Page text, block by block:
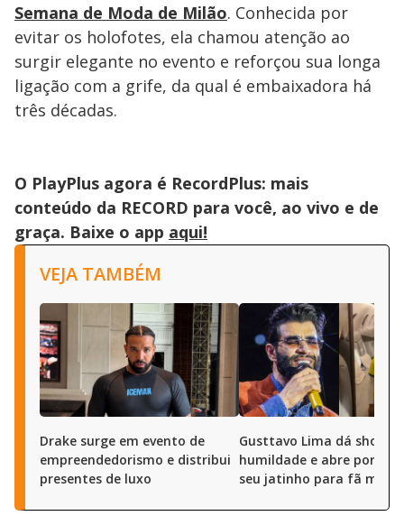
Semana de Moda de Milão. Conhecida por
evitar os holofotes, ela chamou atenção ao
surgir elegante no evento e reforçou sua longa
ligação com a grife, da qual é embaixadora há
três décadas.
O PlayPlus agora é RecordPlus: mais
conteúdo da RECORD para você, ao vivo e de
graça. Baixe o app aqui!
VEJA TAMBÉM
Drake surge em evento de
empreendedorismo e distribui
presentes de luxo
Gusttavo Lima dá show
humildade e abre portas
seu jatinho para fã mirim